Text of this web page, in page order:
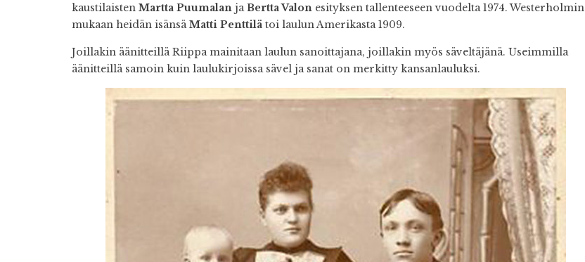
kaustilaisten Martta Puumalan jaBertta Valon esityksen tallenteeseen vuodelta 1974. Westerholmin
mukaan heidän isänsäMatti Penttilä toi laulun Amerikasta 1909.
Joillakin äänitteillä Riippa mainitaan laulun sanoittajana, joillakin myös säveltäjänä. Useimmilla
äänitteillä samoin kuin laulukirjoissa sävel ja sanat on merkitty kansanlauluksi.